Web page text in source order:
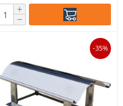
+
−
-35%